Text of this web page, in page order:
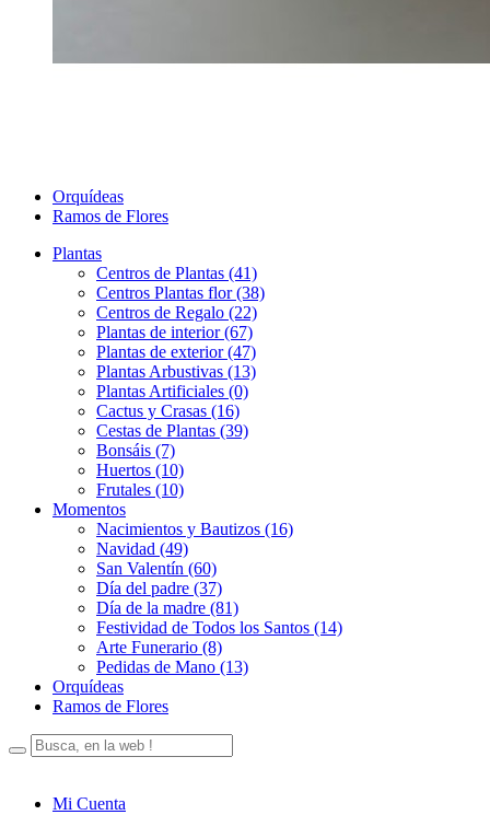
Orquídeas
Ramos de Flores
Plantas
Centros de Plantas (41)
Centros Plantas flor (38)
Centros de Regalo (22)
Plantas de interior (67)
Plantas de exterior (47)
Plantas Arbustivas (13)
Plantas Artificiales (0)
Cactus y Crasas (16)
Cestas de Plantas (39)
Bonsáis (7)
Huertos (10)
Frutales (10)
Momentos
Nacimientos y Bautizos (16)
Navidad (49)
San Valentín (60)
Día del padre (37)
Día de la madre (81)
Festividad de Todos los Santos (14)
Arte Funerario (8)
Pedidas de Mano (13)
Orquídeas
Ramos de Flores
Mi Cuenta